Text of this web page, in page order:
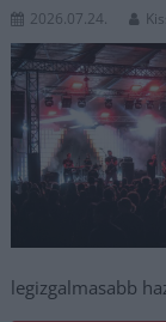
2026.07.24.
legizgalmasabb